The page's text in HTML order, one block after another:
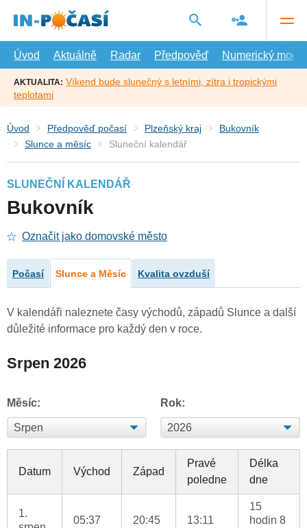
hlavní
Úvod
Aktuálně Radar Předpověď Numerický model
AKTUALITA: Víkend bude slunečný s letními, zítra i tropickými
teplotami
Úvod Předpověď počasí Plzeňský kraj
Bukovník
Slunce a měsíc
Sluneční kalendář
SLUNEČNÍ KALENDÁŘ
Bukovník
Označit jako domovské město
Počasí Slunce a Měsíc Kvalita ovzduší
V kalendáři naleznete časy východů, západů Slunce a další
důležité informace pro každý den v roce.
Srpen 2026
Měsíc: Rok:
Datum Východ Západ
Pravé
poledne
Délka
dne
1.
05:37 20:45 13:11
15
hodin 8